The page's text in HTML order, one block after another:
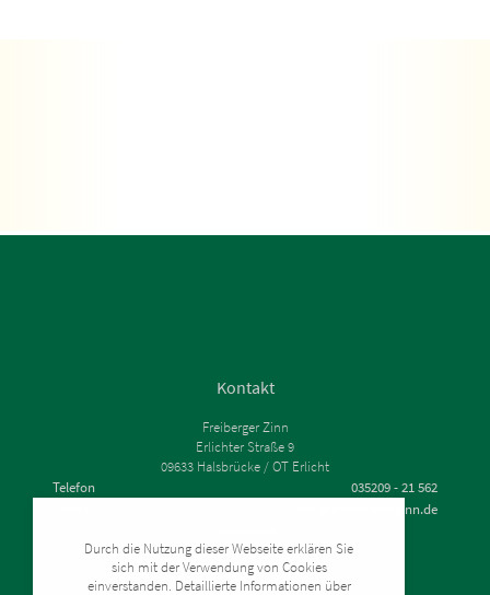
Kontakt
Freiberger Zinn
Erlichter Straße 9
09633 Halsbrücke / OT Erlicht
Telefon
035209 - 21 562
mail@freiberger-zinn.de
Datenschutz
Zahlung & Versand
Durch die Nutzung dieser Webseite erklären Sie
sich mit der Verwendung von Cookies
einverstanden. Detaillierte Informationen über